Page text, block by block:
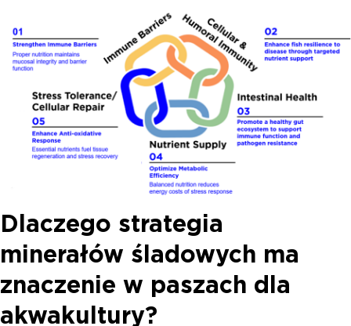
Dlaczego strategia
minerałów śladowych ma
znaczenie w paszach dla
akwakultury?